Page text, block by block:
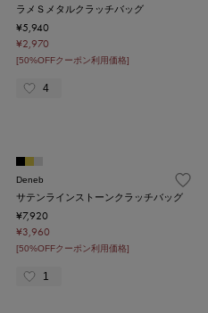
ラメＳメタルクラッチバッグ
¥5,940
¥2,970
[50%OFFクーポン利用価格]
4
Deneb
サテンラインストーンクラッチバッグ
¥7,920
¥3,960
[50%OFFクーポン利用価格]
1